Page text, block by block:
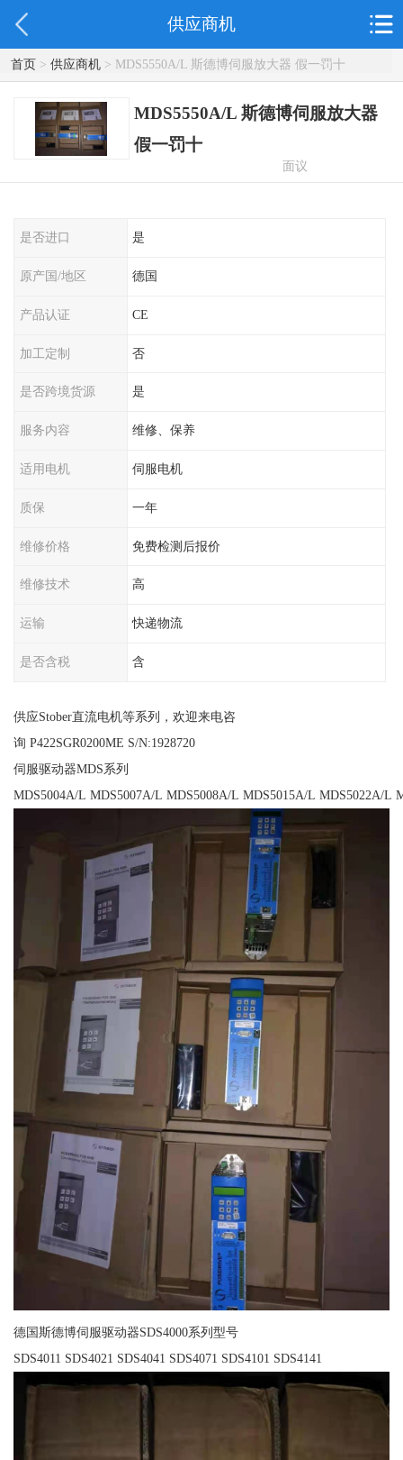
供应商机
首页> 供应商机> MDS5550A/L 斯德博伺服放大器 假一罚十
MDS5550A/L 斯德博伺服放大器
假一罚十
面议
是否进口 是
原产国/地区 德国
产品认证 CE
加工定制 否
是否跨境货源 是
服务内容 维修、保养
适用电机 伺服电机
质保 一年
维修价格 免费检测后报价
维修技术 高
运输 快递物流
是否含税 含
供应Stober直流电机等系列，欢迎来电咨
询 P422SGR0200ME S/N:1928720
伺服驱动器MDS系列
MDS5004A/L MDS5007A/L MDS5008A/L MDS5015A/L MDS5022A/
德国斯德博伺服驱动器SDS4000系列型号
SDS4011 SDS4021 SDS4041 SDS4071 SDS4101 SDS4141